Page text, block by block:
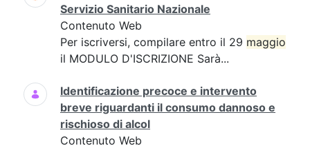
Servizio Sanitario Nazionale
Contenuto Web
Per iscriversi, compilare entro il 29 maggio
il MODULO D'ISCRIZIONE Sarà...
Identificazione precoce e intervento
breve riguardanti il consumo dannoso e
rischioso di alcol
Contenuto Web